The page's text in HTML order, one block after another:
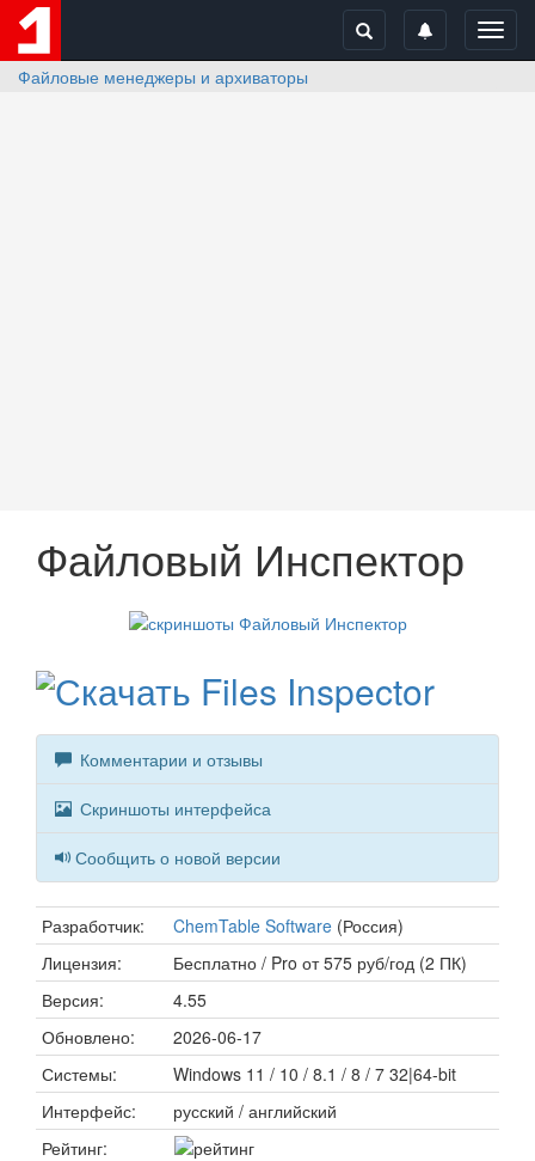
Файловые менеджеры и архиваторы
Файловый Инспектор
Комментарии и отзывы
Скриншоты интерфейса
Сообщить о новой версии
Разработчик: ChemTable Software (Россия)
Лицензия:
Бесплатно / Pro от 575 руб/год (2 ПК)
Версия:
4.55
Обновлено:
2026-06-17
Системы:
Windows 11 / 10 / 8.1 / 8 / 7 32|64-bit
Интерфейс:
русский / английский
Рейтинг: